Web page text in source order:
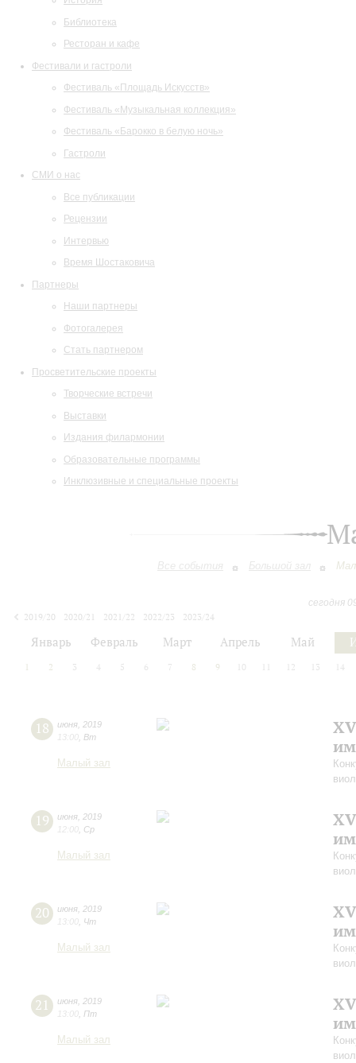
Библиотека
Ресторан и кафе
Фестивали и гастроли
Фестиваль «Площадь Искусств»
Фестиваль «Музыкальная коллекция»
Фестиваль «Барокко в белую ночь»
Гастроли
СМИ о нас
Все публикации
Рецензии
Интервью
Время Шостаковича
Партнеры
Наши партнеры
Фотогалерея
Стать партнером
Просветительские проекты
Творческие встречи
Выставки
Издания филармонии
Образовательные программы
Инклюзивные и специальные проекты
Все события Большой зал
сегодня
2019/20
2020/21 2021/22 2022/23
2023/24
Январь Февраль Март Апрель Май
1 2 3 4 5 6 7 8 9 10 12 13 14
18 июня 2019
13:00 Вт
Малый зал
19 июня 2019
12:00 Ср
Малый зал
20 июня 2019
13:00 Чт
Малый зал
21 июня 2019
13:00 Пт
Малый зал